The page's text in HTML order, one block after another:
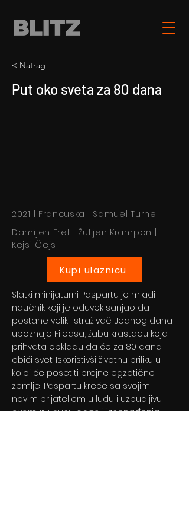
< Natrag
Put oko sveta za 80 dana
2021 | Francuska | Samuel Turne
Damijen Fret | Žulijen Krampon |
Kejsi Čejs
Kupi ulaznicu
Slatki minijaturni Paspartu je mladi
naučnik koji je oduvek sanjao da
postane veliki istraživač. Jednog dana
upoznaje Fileasa, žabu krastaču koja
prihvata opkladu da će za 80 dana
obići svet. Iskoristivši životnu priliku u
kojoj će posetiti brojne egzotične
zemlje, Paspartu kreće sa svojim
novim prijateljem u ludu i uzbudljivu
avanturu punu obrta i iznenađenja.